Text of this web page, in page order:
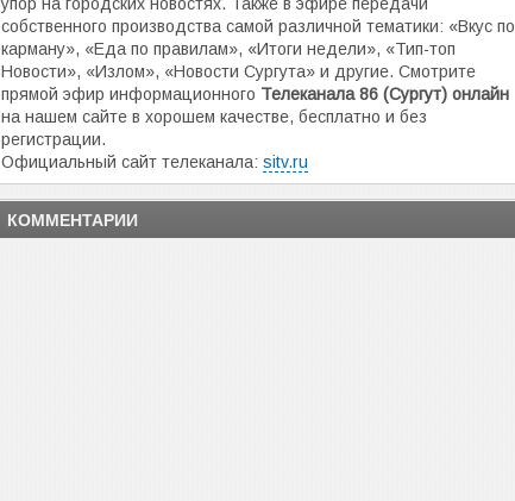
собственного производства самой различной тематики: «Вкус по
карману», «Еда по правилам», «Итоги недели», «Тип-топ
Новости», «Излом», «Новости Сургута» и другие. Смотрите
прямой эфир информационного Телеканала 86 (Сургут) онлайн
на нашем сайте в хорошем качестве, бесплатно и без
регистрации.
Официальный сайт телеканала: sitv.ru
КОММЕНТАРИИ